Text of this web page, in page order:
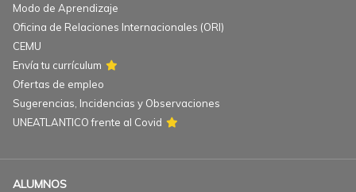
Modo de Aprendizaje
Oficina de Relaciones Internacionales (ORI)
CEMU
Envía tu currículum
Ofertas de empleo
Sugerencias, Incidencias y Observaciones
UNEATLANTICO frente al Covid
ALUMNOS